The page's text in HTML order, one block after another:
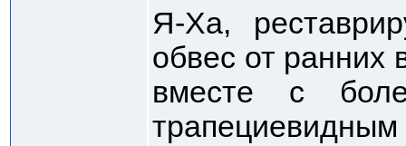
Я-Ха,
обвес от ранних
вместе с
трапециевидным